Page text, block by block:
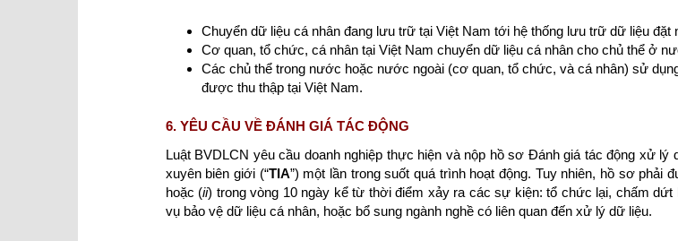
Chuyển dữ liệu cá nhân đang lưu trữ tại Việt Nam tới hệ thống lưu trữ dữ liệu đặt
Cơ quan, tổ chức, cá nhân tại Việt Nam chuyển dữ liệu cá nhân cho chủ thể ở
Các chủ thể trong nước hoặc nước ngoài (cơ quan, tổ chức, và cá nhân) sử
được thu thập tại Việt Nam.
6. YÊU CẦU VỀ ĐÁNH GIÁ TÁC ĐỘNG
Luật BVDLCN yêu cầu doanh nghiệp thực hiện và nộp hồ sơ Đánh giá tác động xử lý
xuyên biên giới (“TIA”) một lần trong suốt quá trình hoạt động. Tuy nhiên, hồ sơ phải
hoặc (ii) trong vòng 10 ngày kể từ thời điểm xảy ra các sự kiện: tổ chức lại, chấm
vụ bảo vệ dữ liệu cá nhân, hoặc bổ sung ngành nghề có liên quan đến xử lý dữ liệu.